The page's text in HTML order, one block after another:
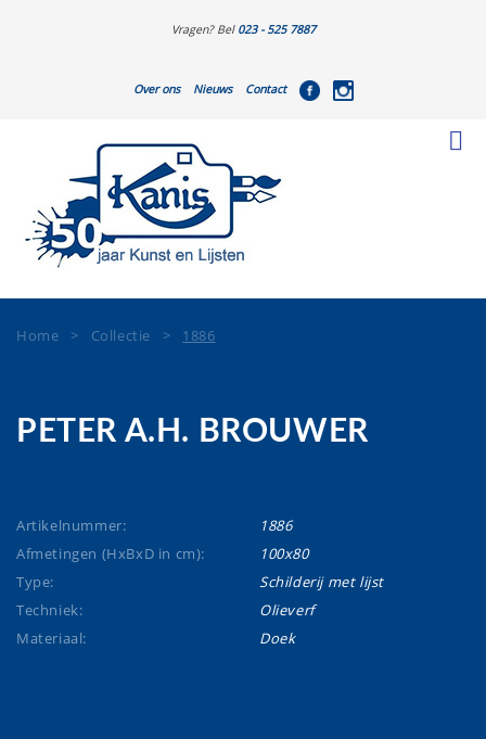
Vragen? Bel 023 - 525 7887
Over ons Nieuws Contact
Home > Collectie > 1886
PETER A.H. BROUWER
Artikelnummer:
1886
Afmetingen (HxBxD in cm):
100x80
Type:
Schilderij met lijst
Techniek:
Olieverf
Materiaal:
Doek